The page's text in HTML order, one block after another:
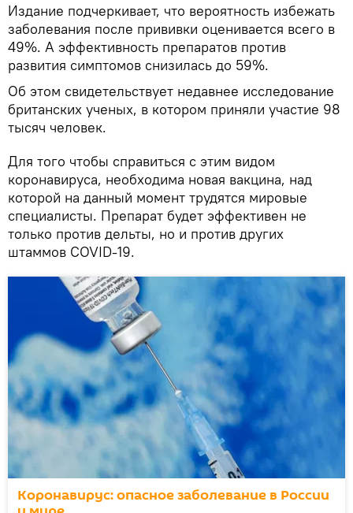
Издание подчеркивает, что вероятность избежать
заболевания после прививки оценивается всего в
49%. А эффективность препаратов против
развития симптомов снизилась до 59%.
Об этом свидетельствует недавнее исследование
британских ученых, в котором приняли участие 98
тысяч человек.
Для того чтобы справиться с этим видом
коронавируса, необходима новая вакцина, над
которой на данный момент трудятся мировые
специалисты. Препарат будет эффективен не
только против дельты, но и против других
штаммов COVID-19.
Коронавирус: опасное заболевание в России